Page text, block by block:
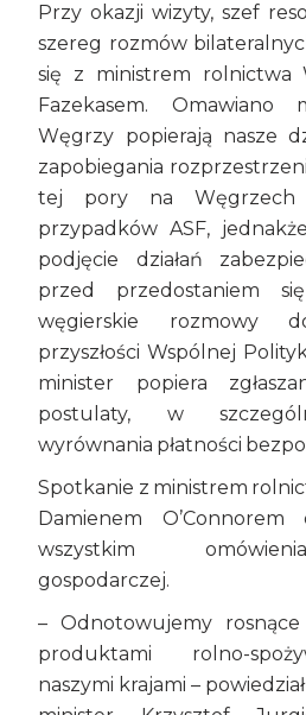
Przy okazji wizyty, szef
szereg rozmów
się z ministrem rolnictwa
Fazekasem. Omawiano
Węgrzy popierają nasze
zapobiegania
tej pory na Węgrzech
przypadków ASF,
podjęcie działań
przed przedostaniem
węgierskie rozmowy
przyszłości Wspólnej
minister popiera
postulaty, w
wyrównania płatności
Spotkanie z ministrem
Damienem O’Connorem
wszystkim
gospodarczej.
– Odnotowujemy
produktami rolno-
naszymi krajami –